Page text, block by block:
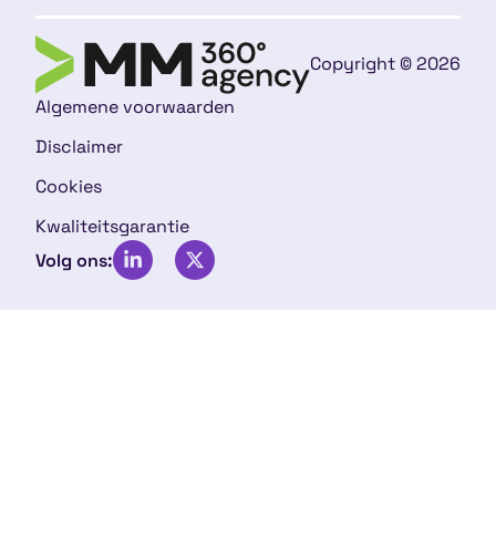
Copyright © 2026
Algemene voorwaarden
Disclaimer
Cookies
Kwaliteitsgarantie
Volg ons: